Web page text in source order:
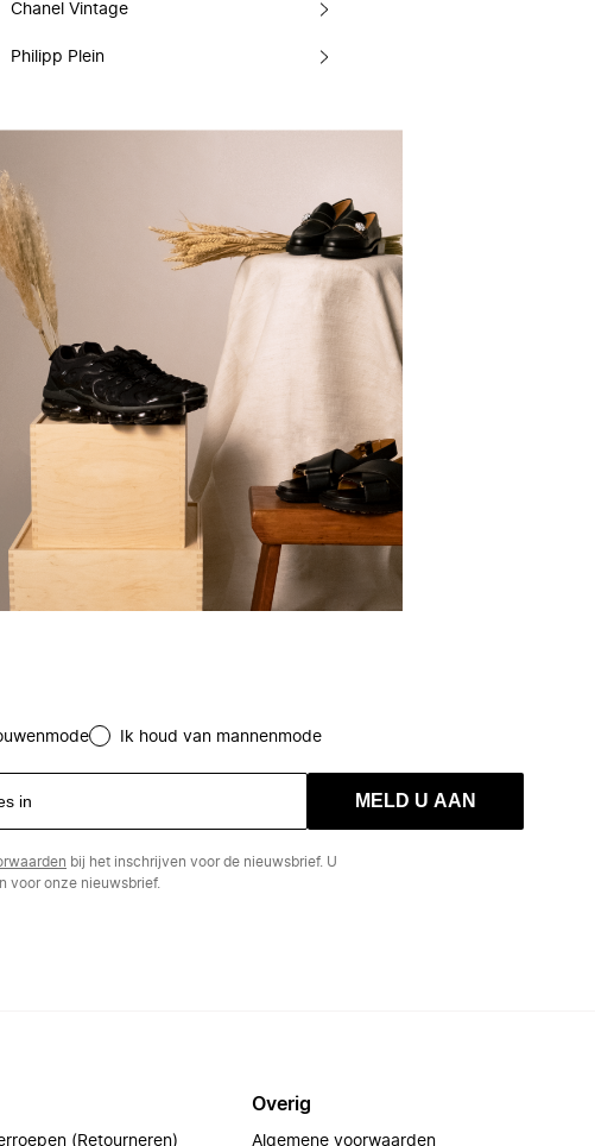
Chanel Vintage
Philipp Plein
Ik houd van mannenmode
MELD U AAN
bij het inschrijven voor de nieuwsbrief. U
voor onze nieuwsbrief.
(Retourneren)
Overig
Algemene voorwaarden